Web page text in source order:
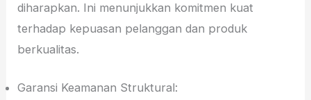
diharapkan. Ini menunjukkan komitmen kuat
terhadap kepuasan pelanggan dan produk
berkualitas.
Garansi Keamanan Struktural: